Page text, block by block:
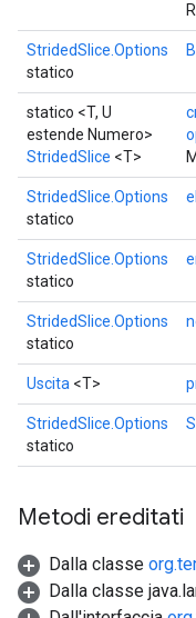
StridedSlice.Options
statico
statico <T, U
estende Numero>
StridedSlice <T>
StridedSlice.Options
statico
StridedSlice.Options
statico
StridedSlice.Options
statico
Uscita <T>
StridedSlice.Options
statico
Metodi ereditati
Dalla classe
Dalla classe